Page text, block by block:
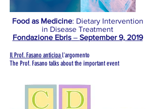
Food as Medicine: Dietary Intervention
in Disease Treatment
Fondazione Ebris– September 9, 2019
Il Prof. Fasano anticipal'argomento
The Prof. Fasano talks about the important event